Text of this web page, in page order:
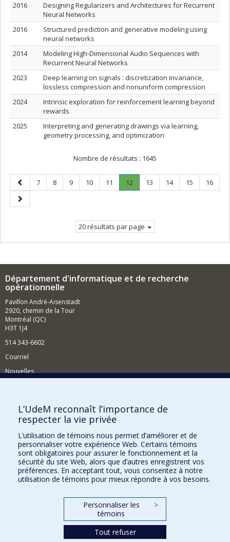
2016
Designing Regularizers and Architectures for Recurrent
Neural Networks
2016
Structured prediction and generative modeling using
neural networks
2014
Modeling High-Dimensional Audio Sequences with
Recurrent Neural Networks
2023
Deep learning on signals : discretization invariance,
lossless compression and nonuniform compression
2024
Intrinsic exploration for reinforcement learning beyond
rewards
2025
Interpreting and generating drawings via learning,
geometry processing, and optimization
Nombre de résultats : 1645
Page
précédente
Page
7 Page
8 Page
9 Page
10 Page
11 Page
12
Page
Page
13 Page
14 Page
15 Page
16
Page
suivante
20 résultats par page
Département d'informatique et de recherche
opérationnelle
Pavillon André-Aisenstadt
2920, chemin de la Tour
Montréal (QC)
H3T 1J4
514 343-6602
Courriel
Nouvelles
Comment soutenir le Département?
BESOIN D'AIDE?
Plan du site
Signaler une erreur
Accessibilité
FACULTÉ DES ARTS ET DES SCIENCES
Nos départements et écoles
L’UdeM reconnaît l’importance de
respecter la vie privée
L’utilisation de témoins nous permet d’améliorer et de
personnaliser votre expérience Web. Certains témoins
sont obligatoires pour assurer le fonctionnement et la
sécurité du site Web, alors que d’autres enregistrent vos
préférences. En acceptant tout, vous consentez à notre
utilisation de témoins pour mieux répondre à vos besoins.
Personnaliser les
témoins
>
Tout refuser